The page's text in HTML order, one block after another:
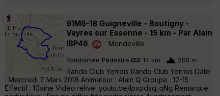
91M6-18 Guigneville - Boutigny -
Vayres sur Essonne - 15 km - Par Alain
IBP46
Mondeville
Randonnée Pédestre 14 km 200 m
Rando Club Yerrois Rando Club Yerrois Date
: Mercredi 7 Mars 2018 Animateur : Alain Q Groupe : 12-15
Effectif : 10aine Vidéo relive :youtu.be/lpxpdsq_qNg Remarque